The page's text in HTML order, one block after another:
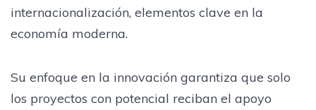
internacionalización, elementos clave en la
economía moderna.
Su enfoque en la innovación garantiza que solo
los proyectos con potencial reciban el apoyo